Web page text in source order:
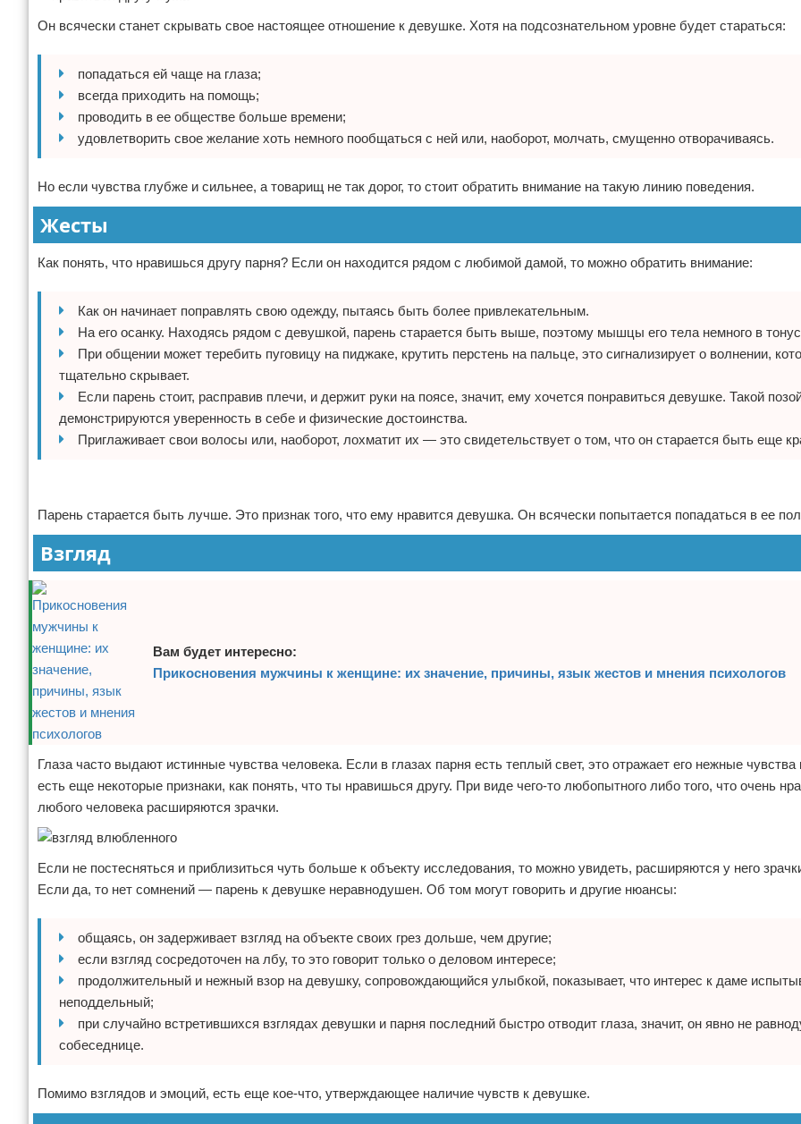
Он всячески станет скрывать свое настоящее отношение к девушке. Хотя на подсознательном уровне будет стараться:
попадаться ей чаще на глаза;
всегда приходить на помощь;
проводить в ее обществе больше времени;
удовлетворить свое желание хоть немного пообщаться с ней или, наоборот, молчать, смущенно отворачиваясь.
Но если чувства глубже и сильнее, а товарищ не так дорог, то стоит обратить внимание на такую линию поведения.
Жесты
Как понять, что нравишься другу парня? Если он находится рядом с любимой дамой, то можно обратить внимание:
Как он начинает поправлять свою одежду, пытаясь быть более привлекательным.
На его осанку. Находясь рядом с девушкой, парень старается быть выше, поэтому мышцы его тела немного в
При общении может теребить пуговицу на пиджаке, крутить перстень на пальце, это сигнализирует о волнении,
тщательно скрывает.
Если парень стоит, расправив плечи, и держит руки на поясе, значит, ему хочется понравиться девушке. Такой
демонстрируются уверенность в себе и физические достоинства.
Приглаживает свои волосы или, наоборот, лохматит их — это свидетельствует о том, что он старается быть еще
Парень старается быть лучше. Это признак того, что ему нравится девушка. Он всячески попытается попадаться в ее
Взгляд
Вам будет интересно:
Прикосновения мужчины к женщине: их значение, причины, язык жестов и мнения психологов
Глаза часто выдают истинные чувства человека. Если в глазах парня есть теплый свет, это отражает его нежные
есть еще некоторые признаки, как понять, что ты нравишься другу. При виде чего-то любопытного либо того, что очень
любого человека расширяются зрачки.
Если не постесняться и приблизиться чуть больше к объекту исследования, то можно увидеть, расширяются у него
Если да, то нет сомнений — парень к девушке неравнодушен. Об том могут говорить и другие нюансы:
общаясь, он задерживает взгляд на объекте своих грез дольше, чем другие;
если взгляд сосредоточен на лбу, то это говорит только о деловом интересе;
продолжительный и нежный взор на девушку, сопровождающийся улыбкой, показывает, что интерес к даме
неподдельный;
при случайно встретившихся взглядах девушки и парня последний быстро отводит глаза, значит, он явно не
собеседнице.
Помимо взглядов и эмоций, есть еще кое-что, утверждающее наличие чувств к девушке.